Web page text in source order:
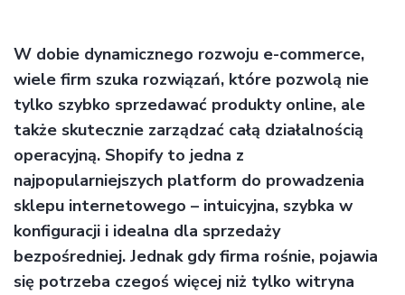
W dobie dynamicznego rozwoju e-commerce,
wiele firm szuka rozwiązań, które pozwolą nie
tylko szybko sprzedawać produkty online, ale
także skutecznie zarządzać całą działalnością
operacyjną. Shopify to jedna z
najpopularniejszych platform do prowadzenia
sklepu internetowego – intuicyjna, szybka w
konfiguracji i idealna dla sprzedaży
bezpośredniej. Jednak gdy firma rośnie, pojawia
się potrzeba czegoś więcej niż tylko witryna